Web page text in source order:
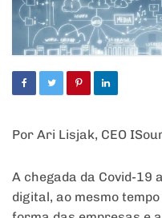
Por Ari Lisjak, CEO
A chegada da Covid-
digital, ao mesmo